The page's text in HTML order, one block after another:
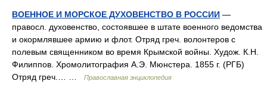
ВОЕННОЕ И МОРСКОЕ ДУХОВЕНСТВО В РОССИИ —
правосл. духовенство, состоявшее в штате военного ведомства
и окормлявшее армию и флот. Отряд греч. волонтеров с
полевым священником во время Крымской войны. Худож. К.Н.
Филиппов. Хромолитография А.Э. Мюнстера. 1855 г. (РГБ)
Отряд греч.… …
Православная энциклопедия